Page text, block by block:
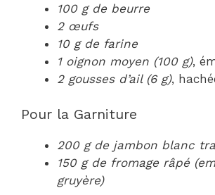
100 g de beurre
2 œufs
10 g de farine
1 oignon moyen (100 g),
2 gousses d’ail (6 g),
Pour la Garniture
200 g de jambon blanc
150 g de fromage râpé
gruyère)